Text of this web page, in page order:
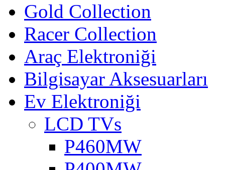
Gold Collection
Racer Collection
Araç Elektroniği
Bilgisayar Aksesuarları
Ev Elektroniği
LCD TVs
P460MW